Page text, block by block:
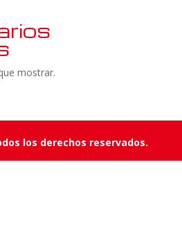
mostrar.
los derechos reservados.